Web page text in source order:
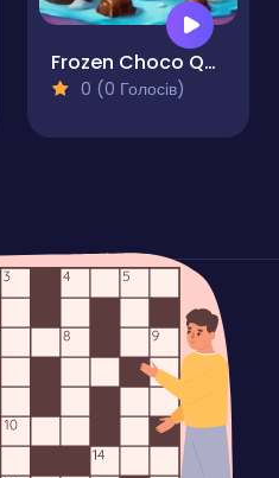
Frozen Choco Quest
0 (0 Голосів)